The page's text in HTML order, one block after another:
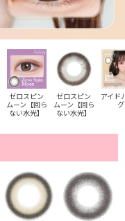
ゼロスピン
ムーン【回ら
ない水光】
ゼロスピン
ムーン【回ら
ない水光】
アイド
グ